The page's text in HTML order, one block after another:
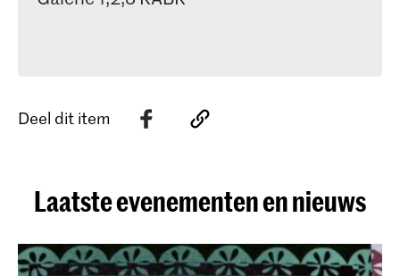
Deel dit item
Laatste evenementen en nieuws